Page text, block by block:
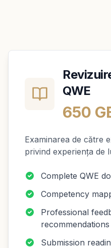
QWE
650
Examinarea de către
privind experiența de
Complete QWE
Competency
Professional
recommendations
Submission